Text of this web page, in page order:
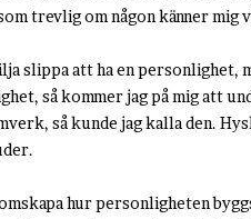
trevlig om någon känner mig
slippa att ha en personlighet,
så kommer jag på mig att
så kunde jag kalla den.
hur personligheten